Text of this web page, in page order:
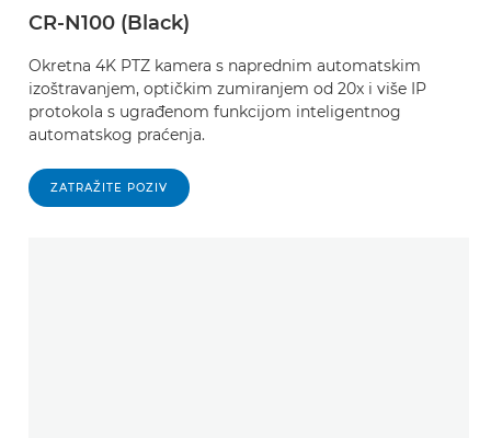
CR-N100 (Black)
Okretna 4K PTZ kamera s naprednim automatskim
izoštravanjem, optičkim zumiranjem od 20x i više IP
protokola s ugrađenom funkcijom inteligentnog
automatskog praćenja.
ZATRAŽITE POZIV